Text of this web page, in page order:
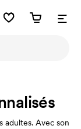
adultes. Avec son